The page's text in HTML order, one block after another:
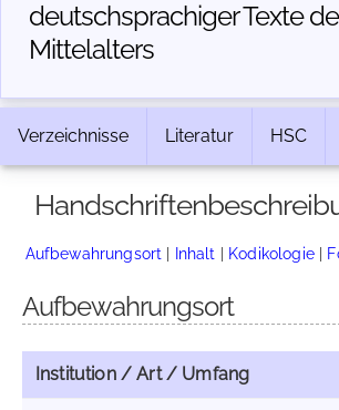
deutschsprachiger Texte
Mittelalters
Verzeichnisse Literatur HSC
Aufbewahrungsort | Inhalt | Kodikologie|
Aufbewahrungsort
Institution / Art / Umfang